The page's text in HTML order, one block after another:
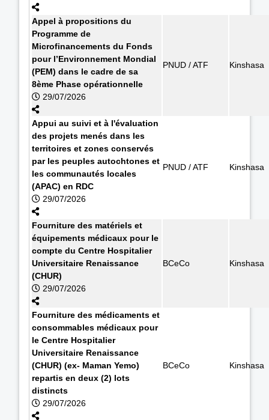
Appel à propositions du
Programme de
Microfinancements du Fonds
pour l’Environnement Mondial
(PEM) dans le cadre de sa
8ème Phase opérationnelle
29/07/2026
PNUD / ATF Kinshasa
Appui au suivi et à l'évaluation
des projets menés dans les
territoires et zones conservés
par les peuples autochtones et
les communautés locales
(APAC) en RDC
29/07/2026
PNUD / ATF Kinshasa
Fourniture des matériels et
équipements médicaux pour le
compte du Centre Hospitalier
Universitaire Renaissance
(CHUR)
29/07/2026
BCeCo Kinshasa
Fourniture des médicaments et
consommables médicaux pour
le Centre Hospitalier
Universitaire Renaissance
(CHUR) (ex- Maman Yemo)
repartis en deux (2) lots
distincts
29/07/2026
BCeCo Kinshasa